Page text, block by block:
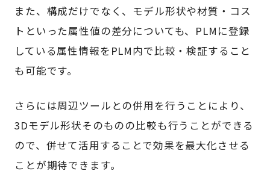
また、構成だけでなく、モデル形状や材質・コス
トといった属性値の差分についても、PLMに登録
している属性情報をPLM内で比較・検証すること
も可能です。
さらには周辺ツールとの併用を行うことにより、
3Dモデル形状そのものの比較も行うことができる
ので、併せて活用することで効果を最大化させる
ことが期待できます。